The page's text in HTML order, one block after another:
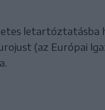
letartóztatásba
(az Európai